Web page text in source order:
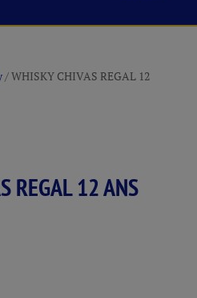
/ WHISKY CHIVAS REGAL 12
REGAL 12 ANS